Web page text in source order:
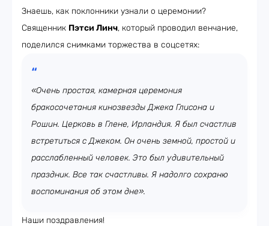
Знаешь, как поклонники узнали о церемонии?
Священник Пэтси Линч, который проводил венчание,
поделился снимками торжества в соцсетях:
«Очень простая, камерная церемония
бракосочетания кинозвезды Джека Глисона и
Рошин. Церковь в Глене, Ирландия. Я был счастлив
встретиться с Джеком. Он очень земной, простой и
расслабленный человек. Это был удивительный
праздник. Все так счастливы. Я надолго сохраню
воспоминания об этом дне».
Наши поздравления!